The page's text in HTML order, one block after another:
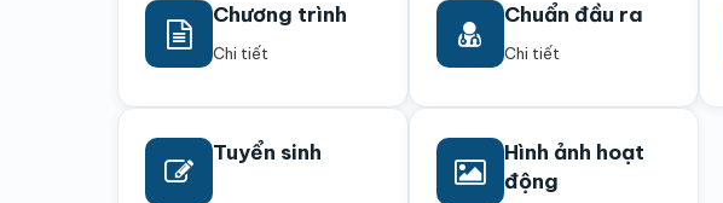
Chương trình
Chi tiết
Chuẩn đầu ra
Chi tiết
Tuyển sinh
Hình ảnh hoạt
động